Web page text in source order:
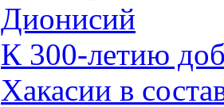
Дионисий
К 300-летию
Хакасии в